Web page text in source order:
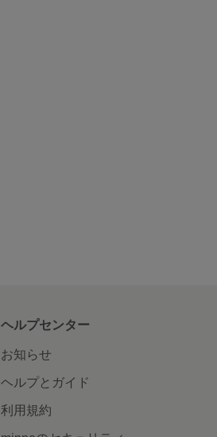
ヘルプセンター
お知らせ
ヘルプとガイド
利用規約